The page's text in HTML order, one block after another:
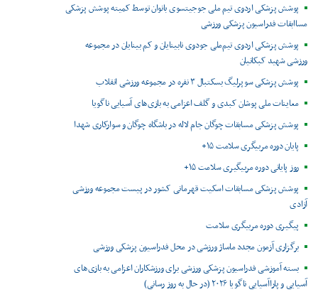
پوشش پزشکی اردوی تیم ملی جوجیتسوی بانوان توسط کمیته پوشش پزشکی
مساابقات فدراسیون پزشکی ورزشی
پوشش پزشکی اردوی تیم‌ملی جودوی نابینایان و کم بینایان در مجموعه
ورزشی شهید کبکانیان
پوشش پزشکی سوپرلیگ بسکتبال ۳ نفره در مجموعه ورزشی انقلاب
معاینات ملی پوشان کبدی و گلف اعزامی به بازی‌های آسیایی ناگویا
پوشش پزشکی مسابقات چوگان جام لاله در باشگاه چوگان و سوارکاری شهدا
پایان دوره مربیگری سلامت ۱۵+
روز پایانی دوره مربیگیری سلامت ۱۵+
پوشش پزشکی مسابقات اسکیت قهرمانی کشور در پیست مجموعه ورزشی
آزادی
پیگیری دوره مربیگری سلامت
برگزاری آزمون مجدد ماساژ ورزشی در محل فدراسیون پزشکی ورزشی
بسته آموزشی فدراسیون پزشکی ورزشی برای ورزشکاران اعزامی به بازی‌های
آسیایی و پاراآسیایی ناگویا ۲۰۲۶ (در حال به روز رسانی)